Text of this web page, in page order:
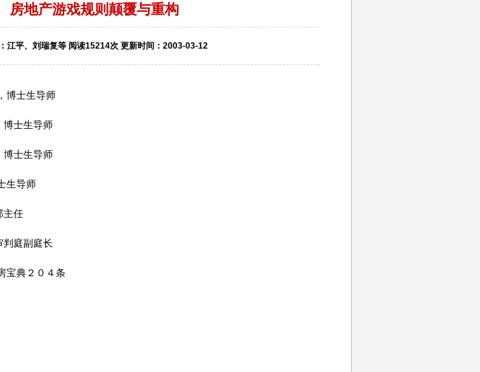
房地产游戏规则颠覆与重构
江平、刘瑞复等 阅读15214次 更新时间：2003-03-12
博士生导师
博士生导师
博士生导师
生导师
主任
判庭副庭长
宝典２０４条